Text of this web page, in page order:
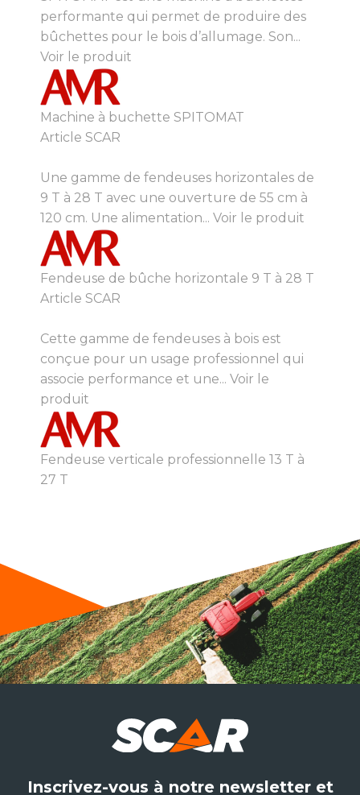
performante qui permet de produire des
bûchettes pour le bois d’allumage. Son...
Voir le produit
Machine à buchette SPITOMAT
Article SCAR
Une gamme de fendeuses horizontales de
9 T à 28 T avec une ouverture de 55 cm à
120 cm. Une alimentation... Voir le produit
Fendeuse de bûche horizontale 9 T à 28 T
Article SCAR
Cette gamme de fendeuses à bois est
conçue pour un usage professionnel qui
associe performance et une... Voir le
produit
Fendeuse verticale professionnelle 13 T à
27 T
Inscrivez-vous à notre newsletter et